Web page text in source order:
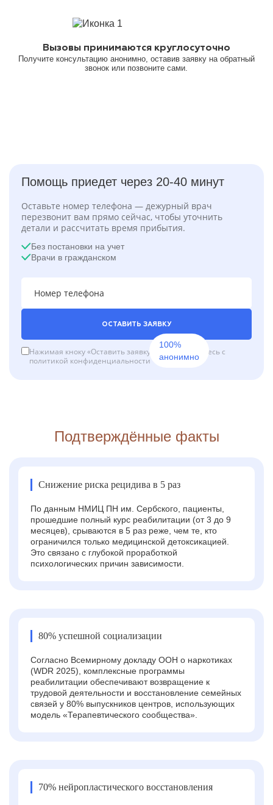
Вызовы принимаются круглосуточно
Получите консультацию анонимно, оставив заявку на обратный
звонок или позвоните сами.
Помощь приедет через 20-40 минут
Оставьте номер телефона — дежурный врач
перезвонит вам прямо сейчас, чтобы уточнить
детали и рассчитать время прибытия.
Без постановки на учет
Врачи в гражданском
ОСТАВИТЬ ЗАЯВКУ
Нажимая кноку «Оставить заявку», вы соглашаетесь с
политикой конфиденциальности
100%
анонимно
Подтверждённые факты
Снижение риска рецидива в 5 раз
По данным НМИЦ ПН им. Сербского, пациенты,
прошедшие полный курс реабилитации (от 3 до 9
месяцев), срываются в 5 раз реже, чем те, кто
ограничился только медицинской детоксикацией.
Это связано с глубокой проработкой
психологических причин зависимости.
80% успешной социализации
Согласно Всемирному докладу ООН о наркотиках
(WDR 2025), комплексные программы
реабилитации обеспечивают возвращение к
трудовой деятельности и восстановление семейных
связей у 80% выпускников центров, использующих
модель «Терапевтического сообщества».
70% нейропластического восстановления